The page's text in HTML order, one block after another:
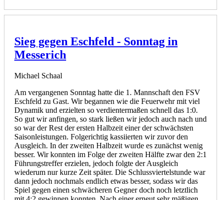
Sieg gegen Eschfeld - Sonntag in
Messerich
Michael Schaal
Am vergangenen Sonntag hatte die 1. Mannschaft den FSV
Eschfeld zu Gast. Wir begannen wie die Feuerwehr mit viel
Dynamik und erzielten so verdientermaßen schnell das 1:0.
So gut wir anfingen, so stark ließen wir jedoch auch nach und
so war der Rest der ersten Halbzeit einer der schwächsten
Saisonleistungen. Folgerichtig kassiierten wir zuvor den
Ausgleich. In der zweiten Halbzeit wurde es zunächst wenig
besser. Wir konnten im Folge der zweiten Hälfte zwar den 2:1
Führungstreffer erzielen, jedoch folgte der Ausgleich
wiederum nur kurze Zeit später. Die Schlussviertelstunde war
dann jedoch nochmals endlich etwas besser, sodass wir das
Spiel gegen einen schwächeren Gegner doch noch letztlich